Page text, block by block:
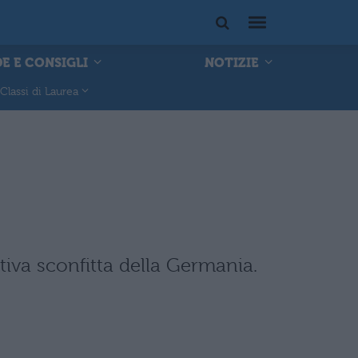
E CONSIGLI NOTIZIE
Classi di Laurea
sconfitta della Germania.